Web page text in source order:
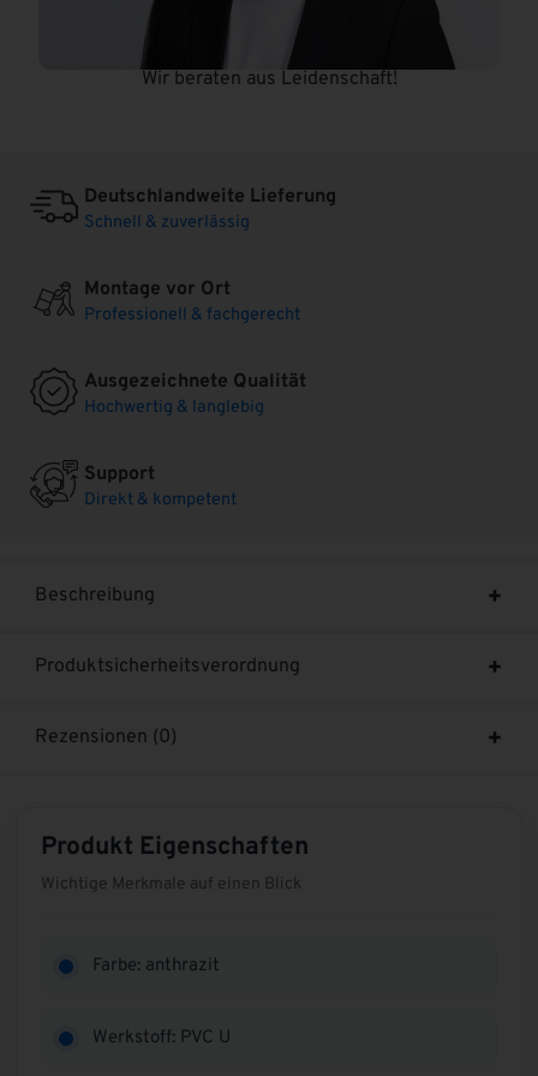
Wir beraten aus Leidenschaft!
Deutschlandweite Lieferung
Schnell & zuverlässig
Montage vor Ort
Professionell & fachgerecht
Ausgezeichnete Qualität
Hochwertig & langlebig
Support
Direkt & kompetent
Beschreibung
Produktsicherheitsverordnung
Rezensionen (0)
Produkt Eigenschaften
Wichtige Merkmale auf einen Blick
Farbe: anthrazit
Werkstoff: PVC U